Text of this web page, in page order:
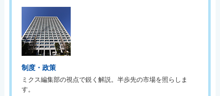
制度・政策
ミクス編集部の視点で鋭く解説。半歩先の市場を照らしま
す。